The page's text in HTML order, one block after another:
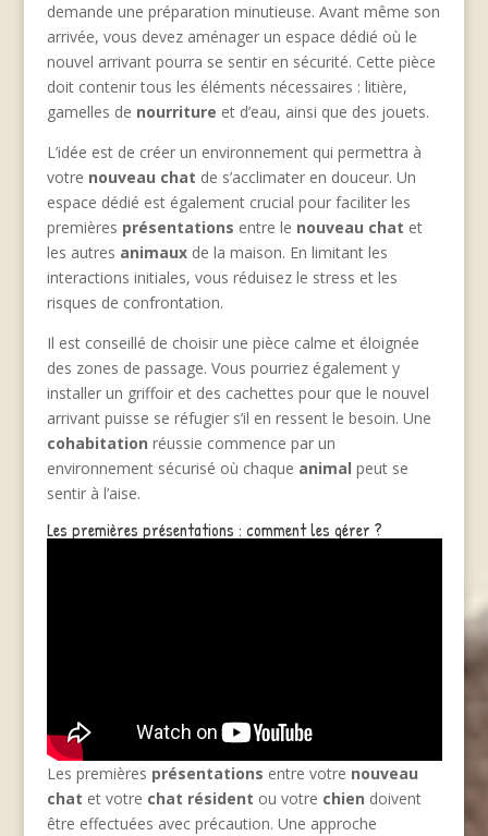
demande une préparation minutieuse. Avant même son
arrivée, vous devez aménager un espace dédié où le
nouvel arrivant pourra se sentir en sécurité. Cette pièce
doit contenir tous les éléments nécessaires : litière,
gamelles de nourriture et d’eau, ainsi que des jouets.
L’idée est de créer un environnement qui permettra à
votre nouveau chat de s’acclimater en douceur. Un
espace dédié est également crucial pour faciliter les
premières présentations entre le nouveau chat et
les autres animauxde la maison. En limitant les
interactions initiales, vous réduisez le stress et les
risques de confrontation.
Il est conseillé de choisir une pièce calme et éloignée
des zones de passage. Vous pourriez également y
installer un griffoir et des cachettes pour que le nouvel
arrivant puisse se réfugier s’il en ressent le besoin. Une
cohabitation réussie commence par un
environnement sécurisé où chaque animal peut se
sentir à l’aise.
Les premières présentations : comment les gérer ?
Les premières présentations entre votre nouveau
chat et votre chat résident ou votre chien doivent
être effectuées avec précaution. Une approche